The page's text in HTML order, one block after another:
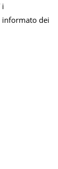
i
informato dei